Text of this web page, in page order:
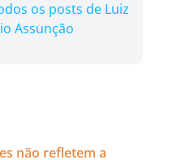
os posts de Luiz
Assunção
não refletem a